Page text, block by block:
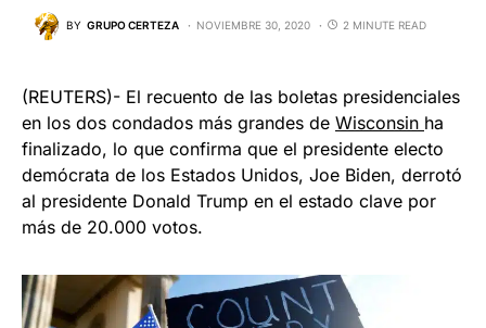
BY GRUPO CERTEZA NOVIEMBRE 30, 2020 2 MINUTE READ
(REUTERS)- El recuento de las boletas presidenciales
en los dos condados más grandes de Wisconsin ha
finalizado, lo que confirma que el presidente electo
demócrata de los Estados Unidos, Joe Biden, derrotó
al presidente Donald Trump en el estado clave por
más de 20.000 votos.